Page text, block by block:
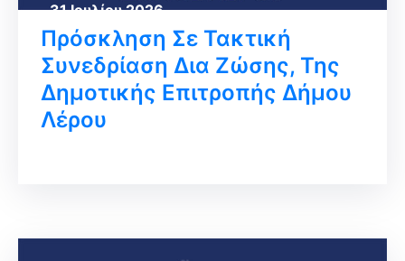
31 Ιουλίου 2026
Πρόσκληση Σε Τακτική
Συνεδρίαση Δια Ζώσης, Της
Δημοτικής Επιτροπής Δήμου
Λέρου